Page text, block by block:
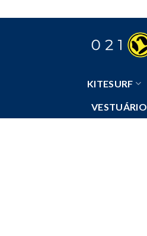
to
KITESURF
VESTUÁRIO